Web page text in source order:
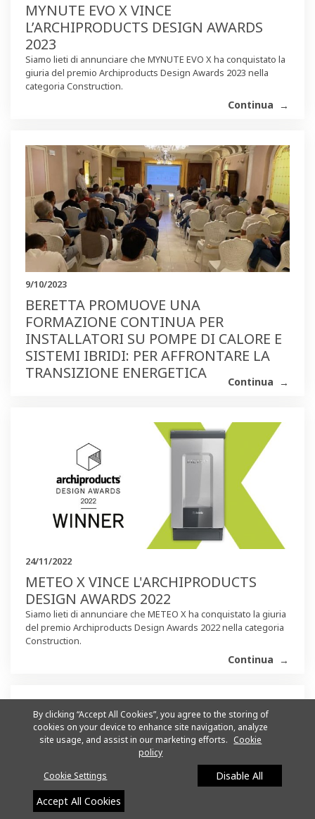
MYNUTE EVO X VINCE
L’ARCHIPRODUCTS DESIGN AWARDS
2023
Siamo lieti di annunciare che MYNUTE EVO X ha conquistato la
giuria del premio Archiproducts Design Awards 2023 nella
categoria Construction.
Continua
9/10/2023
BERETTA PROMUOVE UNA
FORMAZIONE CONTINUA PER
INSTALLATORI SU POMPE DI CALORE E
SISTEMI IBRIDI: PER AFFRONTARE LA
TRANSIZIONE ENERGETICA
Continua
24/11/2022
METEO X VINCE L'ARCHIPRODUCTS
DESIGN AWARDS 2022
Siamo lieti di annunciare che METEO X ha conquistato la giuria
del premio Archiproducts Design Awards 2022 nella categoria
Construction.
Continua
By clicking “Accept All Cookies”, you agree to the storing of
cookies on your device to enhance site navigation, analyze
site usage, and assist in our marketing efforts. Cookie
policy
Cookie Settings
Disable All
Accept All Cookies